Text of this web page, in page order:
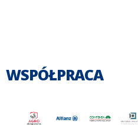
WSPÓŁPRACA